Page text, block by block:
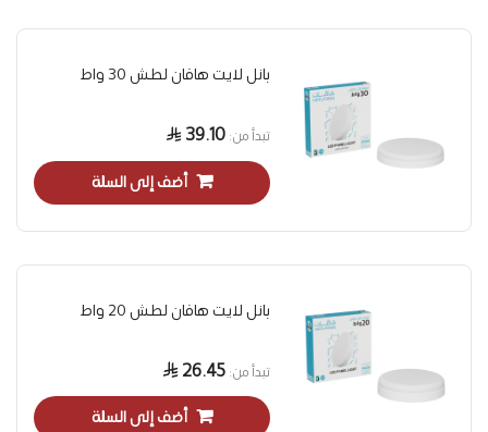
بانل لايت هافان لطش 30 واط
تبدأ من 39.10
أضف إلى السلة
بانل لايت هافان لطش 20 واط
تبدأ من 26.45
أضف إلى السلة